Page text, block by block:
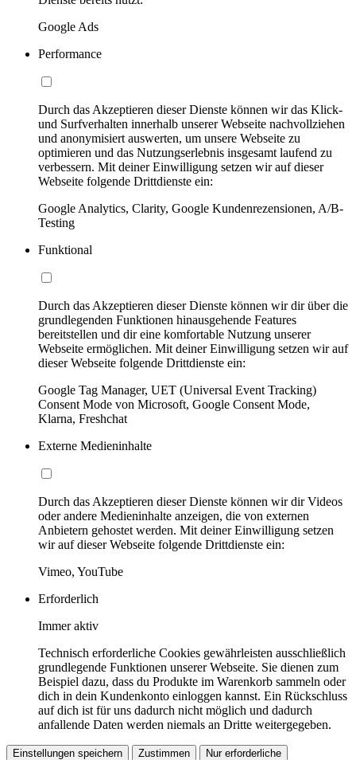
Google Ads
Performance
Durch das Akzeptieren dieser Dienste können wir das Klick-
und Surfverhalten innerhalb unserer Webseite nachvollziehen
und anonymisiert auswerten, um unsere Webseite zu
optimieren und das Nutzungserlebnis insgesamt laufend zu
verbessern. Mit deiner Einwilligung setzen wir auf dieser
Webseite folgende Drittdienste ein:
Google Analytics, Clarity, Google Kundenrezensionen, A/B-
Testing
Funktional
Durch das Akzeptieren dieser Dienste können wir dir über die
grundlegenden Funktionen hinausgehende Features
bereitstellen und dir eine komfortable Nutzung unserer
Webseite ermöglichen. Mit deiner Einwilligung setzen wir auf
dieser Webseite folgende Drittdienste ein:
Google Tag Manager, UET (Universal Event Tracking)
Consent Mode von Microsoft, Google Consent Mode,
Klarna, Freshchat
Externe Medieninhalte
Durch das Akzeptieren dieser Dienste können wir dir Videos
oder andere Medieninhalte anzeigen, die von externen
Anbietern gehostet werden. Mit deiner Einwilligung setzen
wir auf dieser Webseite folgende Drittdienste ein:
Vimeo, YouTube
Erforderlich
Immer aktiv
Technisch erforderliche Cookies gewährleisten ausschließlich
grundlegende Funktionen unserer Webseite. Sie dienen zum
Beispiel dazu, dass du Produkte im Warenkorb sammeln oder
dich in dein Kundenkonto einloggen kannst. Ein Rückschluss
auf dich ist für uns dadurch nicht möglich und dadurch
anfallende Daten werden niemals an Dritte weitergegeben.
Einstellungen speichern Zustimmen Nur erforderliche